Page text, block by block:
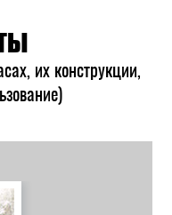
их конструкции,